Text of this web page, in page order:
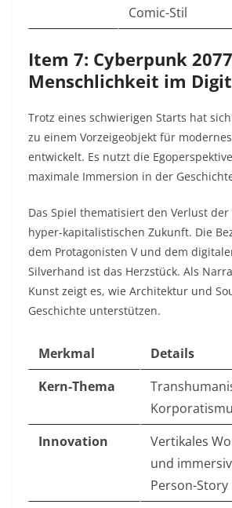
Comic-Stil
Item 7: Cyberpunk
Menschlichkeit im
Trotz eines schwierigen Starts hat
zu einem Vorzeigeobjekt für
entwickelt. Es nutzt die
maximale Immersion in der
Das Spiel thematisiert den Verlust
hyper-kapitalistischen Zukunft. Die
dem Protagonisten V und dem
Silverhand ist das Herzstück. Als
Kunst zeigt es, wie Architektur und
Geschichte unterstützen.
Merkmal
Details
Kern-Thema
Innovation
Vertikales
und
Person-Story